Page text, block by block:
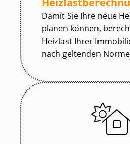
Damit Sie Ihre neue
planen können,
Heizlast Ihrer
nach geltenden